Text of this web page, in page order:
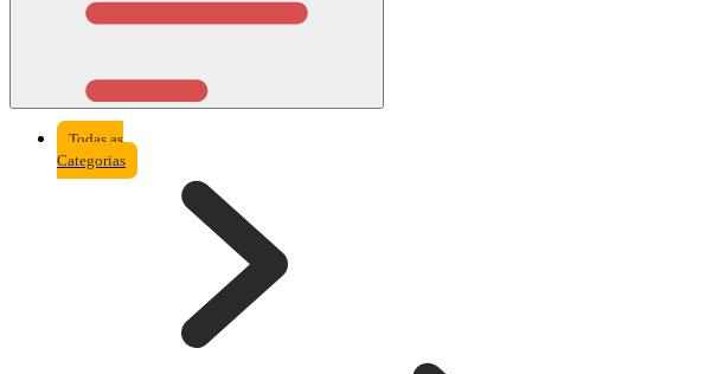
Todas as
Categorias